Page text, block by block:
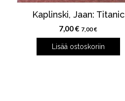
Kaplinski, Jaan: Titanic
7,00€ 7,00€
Lisää ostoskoriin